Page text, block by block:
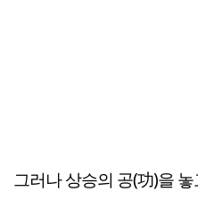
그러나 상승의 공(功)을